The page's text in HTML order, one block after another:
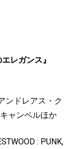
レガンス』
ンドレアス・ク
ャンベルほか
: PUNK,